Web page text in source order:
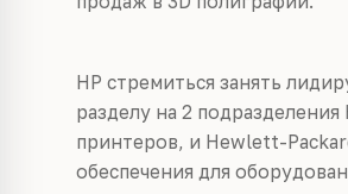
HP стремиться занять
разделу на 2
принтеров, и Hewlett-
обеспечения для